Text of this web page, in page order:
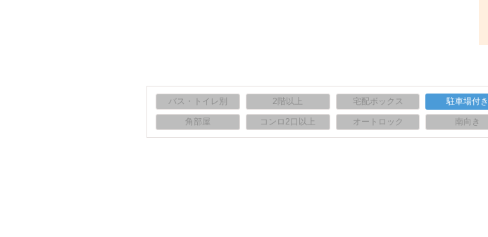
バス・トイレ別 2階以上 宅配ボックス 駐車場付き
角部屋 コンロ2口以上 オートロック 南向き